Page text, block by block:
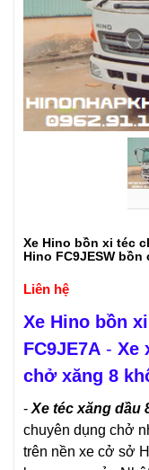
Xe Hino bồn xi téc
Hino FC9JESW
Liên hệ
Xe Hino bồn
FC9JE7A - Xe
chở xăng 8
- Xe téc xăng dầu
chuyên dụng chở
trên nền xe cở sở